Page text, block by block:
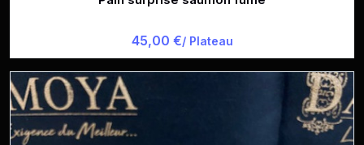
45,00 €/ Plateau